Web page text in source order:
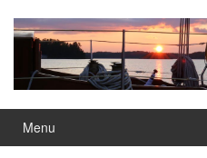
content
Menu